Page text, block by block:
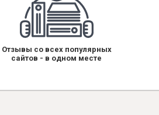
Отзывы со всех популярных
сайтов - в одном месте